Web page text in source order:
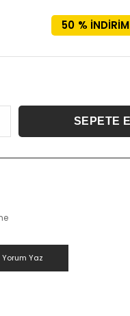
%
50 İNDIRIM
Yorum Yaz